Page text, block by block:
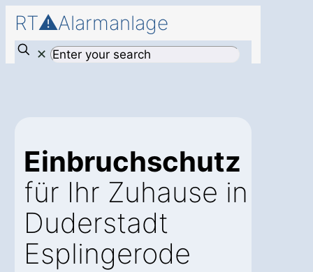
RT⚠️Alarmanlage
✕
Einbruchschutz
für Ihr Zuhause in
Duderstadt
Esplingerode